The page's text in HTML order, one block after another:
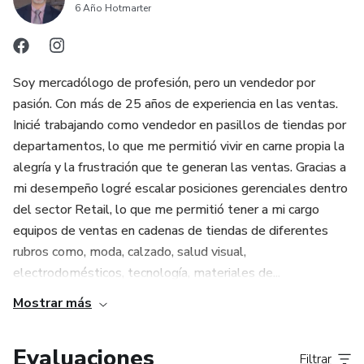
• Maximiza tus ingresos y haz crecer tu carrera en ventas
Lograrás aprender y dominar técnicas que te permitan
Conocerás las mejores prácticas para obtener información
del cliente y detectar sus necesidades.
Aprenderás cómo realizar demostraciones profesionales
de la mercadería a los clientes según su necesidad,
Desarrollarás habilidades para vender productos que no
estén en promoción u oferta.
Descubrirás las técnicas adecuadas para rebatir las
objeciones que te presenten los clientes.
6 Año Hotmarter
Soy mercadólogo de profesión, pero un vendedor por
pasión. Con más de 25 años de experiencia en las ventas.
Inicié trabajando como vendedor en pasillos de tiendas por
departamentos, lo que me permitió vivir en carne propia la
alegría y la frustración que te generan las ventas. Gracias a
mi desempeño logré escalar posiciones gerenciales dentro
del sector Retail, lo que me permitió tener a mi cargo
equipos de ventas en cadenas de tiendas de diferentes
rubros como, moda, calzado, salud visual,
electrodomésticos, tecnología, materiales de...
Mostrar más
Filtrar